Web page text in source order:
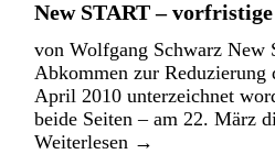
New START –
von Wolfgang Schwarz New
Abkommen zur Reduzierung
April 2010 unterzeichnet
beide Seiten – am 22. März
Weiterlesen →